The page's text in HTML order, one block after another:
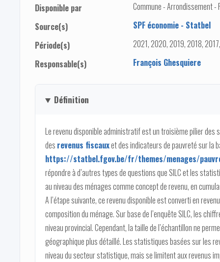
Disponible par
Commune - Arrondissement -
Source(s)
SPF économie - Statbel
Période(s)
2021, 2020, 2019, 2018,
Responsable(s)
François Ghesquiere
Définition
Le revenu disponible administratif est un troisième pilier
des revenus fiscauxet des indicateurs de pauvreté sur la
https://statbel.fgov.be/fr/themes/menages/
répondre à d’autres types de questions que SILC et les
au niveau des ménages comme concept de revenu, en
A l’étape suivante, ce revenu disponible est converti en
composition du ménage. Sur base de l’enquête SILC, les
niveau provincial. Cependant, la taille de l’échantillon ne
géographique plus détaillé. Les statistiques basées sur les
niveau du secteur statistique, mais se limitent aux revenus